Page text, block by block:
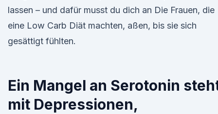
lassen – und dafür musst du dich an Die Frauen, die
eine Low Carb Diät machten, aßen, bis sie sich
gesättigt fühlten.
Ein Mangel an Serotonin
mit Depressionen,